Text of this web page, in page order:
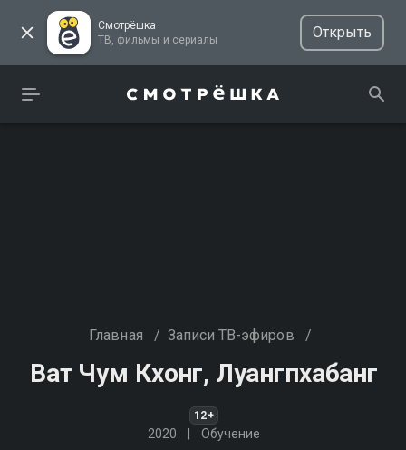
Смотрёшка
ТВ, фильмы и сериалы
Открыть
Главная / Записи ТВ-эфиров /
Ват Чум Кхонг, Луангпхабанг
12+
2020 Обучение